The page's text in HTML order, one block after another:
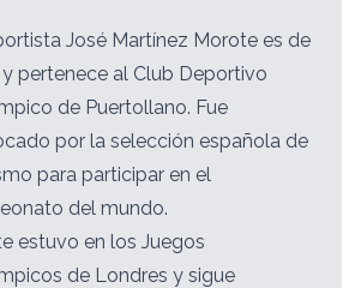
José Martínez Morote es de
y pertenece al Club Deportivo
de Puertollano. Fue
por la selección española de
para participar en el
del mundo.
estuvo en los Juegos
de Londres y sigue